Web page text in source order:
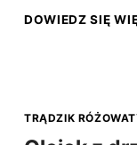
DOWIEDZ SIĘ
TRĄDZIK